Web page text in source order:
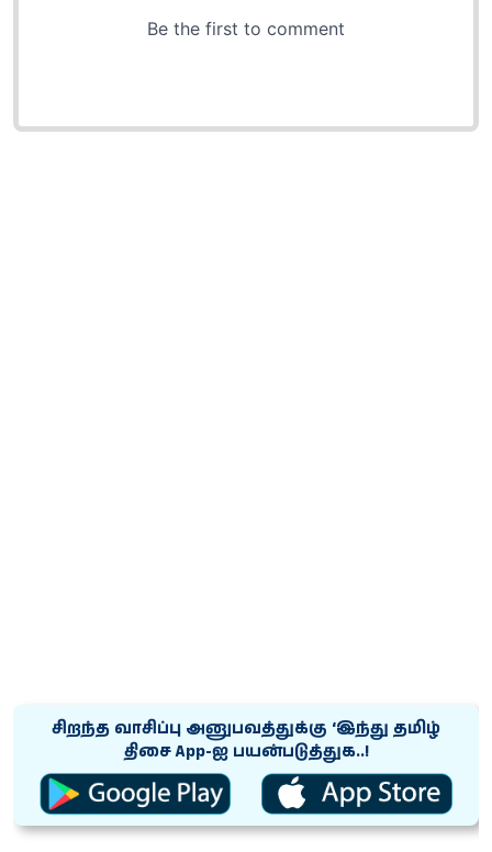
சிறந்த வாசிப்பு அனுபவத்துக்கு ‘இந்து தமிழ்
திசை App-ஐ பயன்படுத்துக..!